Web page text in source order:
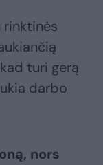
rinktinės
turi gerą
darbo
nors